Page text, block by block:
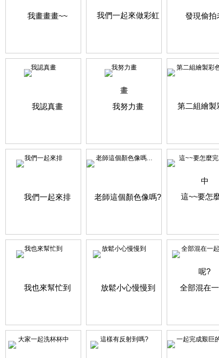
我認真畫 我努力畫 第二組繪製彩
我們一起來排 老師這個顏色像嗎... 這~~要怎麼
我也來幫忙到 放鬆小心慢慢到 全部混在一
大家一起洗杯杯中 這樣有反射到嗎? 一起完成艱巨